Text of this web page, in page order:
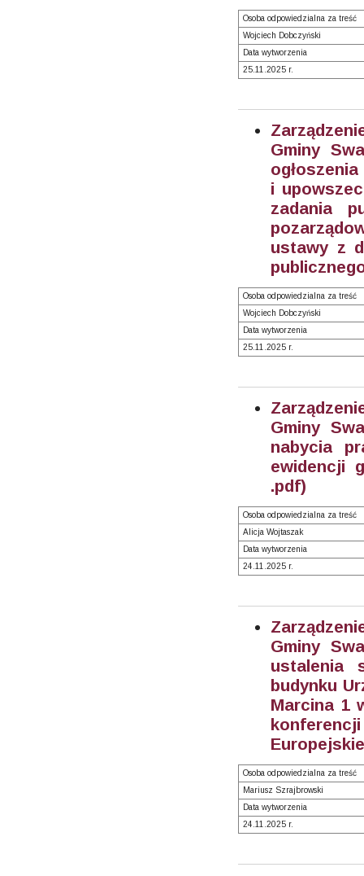
Osoba odpowiedzialna za treść
Wojciech Dobczyński
Data wytworzenia
25.11.2025 r.
Gminy
i
zadania
ustawy z
Osoba odpowiedzialna za treść
Wojciech Dobczyński
Data wytworzenia
25.11.2025 r.
Gminy
nabycia
ewidencji
.pdf)
Osoba odpowiedzialna za treść
Alicja Wojtaszak
Data wytworzenia
24.11.2025 r.
Gminy
ustalenia
budynku
Marcina 1
Osoba odpowiedzialna za treść
Mariusz Szrajbrowski
Data wytworzenia
24.11.2025 r.